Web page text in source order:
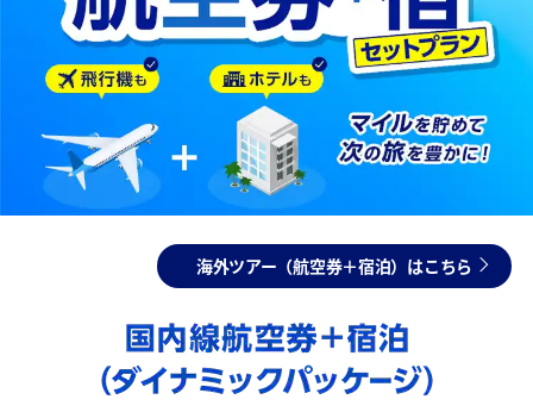
海外ツアー（航空券＋宿泊）はこちら